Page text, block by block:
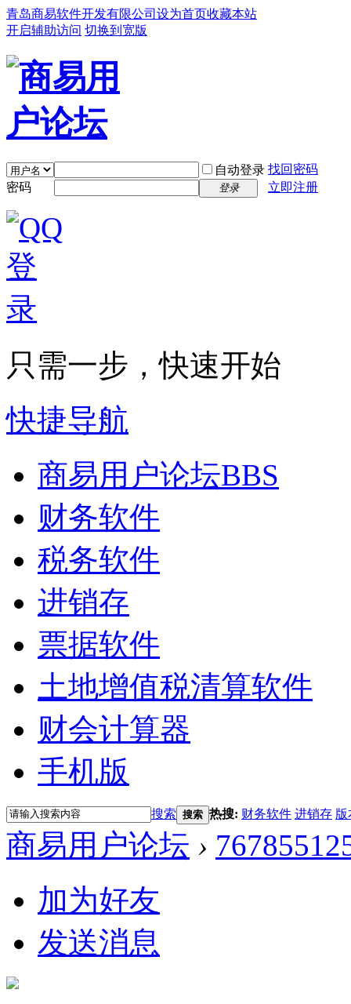
青岛商易软件开发有限公司 设为首页收藏本站
开启辅助访问 切换到宽版
自动登录 找回密码
密码
登录 立即注册
只需一步，快速开始
快捷导航
商易用户论坛BBS
财务软件
税务软件
进销存
票据软件
土地增值税清算软件
财会计算器
手机版
搜索 搜索 热搜: 财务软件 进销存 版
商易用户论坛 ›
加为好友
发送消息